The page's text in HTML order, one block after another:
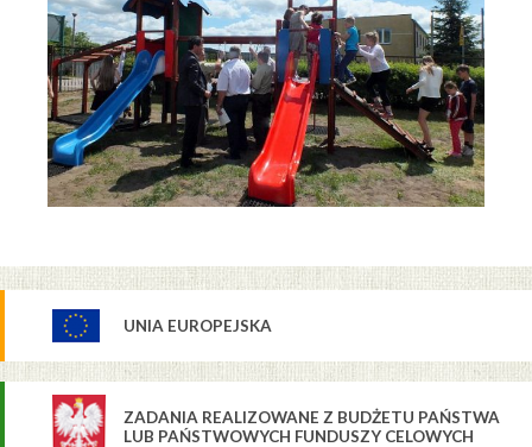
UNIA EUROPEJSKA
ZADANIA REALIZOWANE Z BUDŻETU PAŃSTWA
LUB PAŃSTWOWYCH FUNDUSZY CELOWYCH